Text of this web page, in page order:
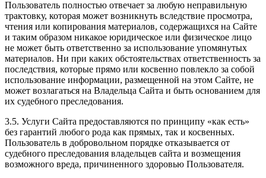
Пользователь полностью отвечает за любую неправильную
трактовку, которая может возникнуть вследствие просмотра,
чтения или копирования материалов, содержащихся на Сайте
и таким образом никакое юридическое или физическое лицо
не может быть ответственно за использование упомянутых
материалов. Ни при каких обстоятельствах ответственность за
последствия, которые прямо или косвенно повлекло за собой
использование информации, размещенной на этом Сайте, не
может возлагаться на Владельца Сайта и быть основанием для
их судебного преследования.
3.5. Услуги Сайта предоставляются по принципу «как есть»
без гарантий любого рода как прямых, так и косвенных.
Пользователь в добровольном порядке отказывается от
судебного преследования владельцев сайта и возмещения
возможного вреда, причиненного здоровью Пользователя.